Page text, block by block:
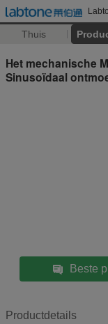
Thuis
Het mechanische
Sinusoïdaal
Beste
Productdetails